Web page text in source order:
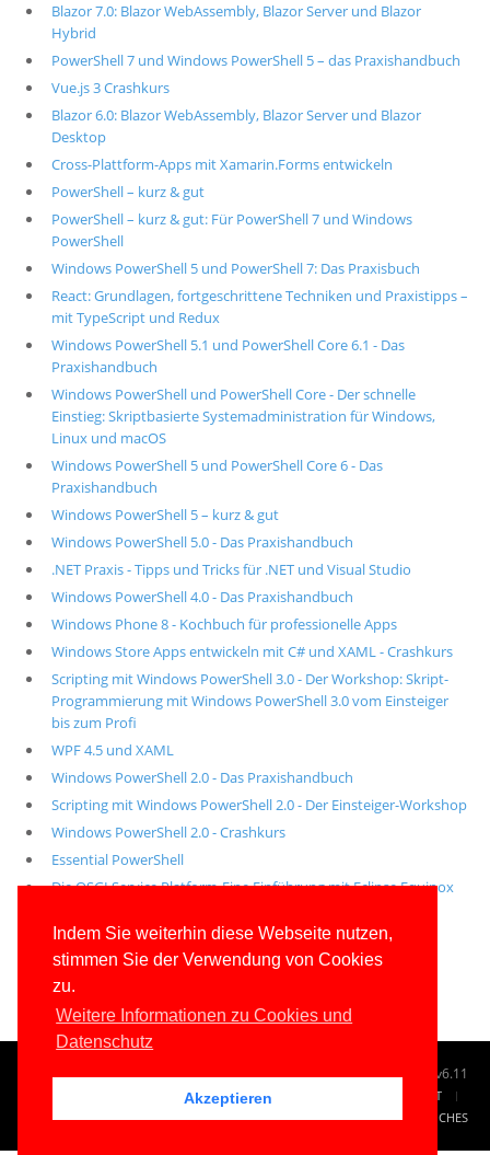
Indem Sie weiterhin diese Webseite nutzen,
stimmen Sie der Verwendung von Cookies
zu.
Weitere Informationen zu Cookies und
Datenschutz
Akzeptieren
Blazor 7.0: Blazor WebAssembly, Blazor Server und Blazor
Hybrid
PowerShell 7 und Windows PowerShell 5 – das Praxishandbuch
Vue.js 3 Crashkurs
Blazor 6.0: Blazor WebAssembly, Blazor Server und Blazor
Desktop
Cross-Plattform-Apps mit Xamarin.Forms entwickeln
PowerShell – kurz & gut
PowerShell – kurz & gut: Für PowerShell 7 und Windows
PowerShell
Windows PowerShell 5 und PowerShell 7: Das Praxisbuch
React: Grundlagen, fortgeschrittene Techniken und Praxistipps –
mit TypeScript und Redux
Windows PowerShell 5.1 und PowerShell Core 6.1 - Das
Praxishandbuch
Windows PowerShell und PowerShell Core - Der schnelle
Einstieg: Skriptbasierte Systemadministration für Windows,
Linux und macOS
Windows PowerShell 5 und PowerShell Core 6 - Das
Praxishandbuch
Windows PowerShell 5 – kurz & gut
Windows PowerShell 5.0 - Das Praxishandbuch
.NET Praxis - Tipps und Tricks für .NET und Visual Studio
Windows PowerShell 4.0 - Das Praxishandbuch
Windows Phone 8 - Kochbuch für professionelle Apps
Windows Store Apps entwickeln mit C# und XAML - Crashkurs
Scripting mit Windows PowerShell 3.0 - Der Workshop: Skript-
Programmierung mit Windows PowerShell 3.0 vom Einsteiger
bis zum Profi
WPF 4.5 und XAML
Windows PowerShell 2.0 - Das Praxishandbuch
Scripting mit Windows PowerShell 2.0 - Der Einsteiger-Workshop
Windows PowerShell 2.0 - Crashkurs
Essential PowerShell
Die OSGI Service Platform-Eine Einführung mit Eclipse Equinox
Alle unsere aktuellen Fachbücher
E-Book-Abo für ab 99 Euro im Jahr
© 1996-2026www.IT-Visions.de-Dr. Holger Schwichtenberg v6.11
TAG CLOUD
KONTAKT
IMPRESSUM
RECHTLICHES